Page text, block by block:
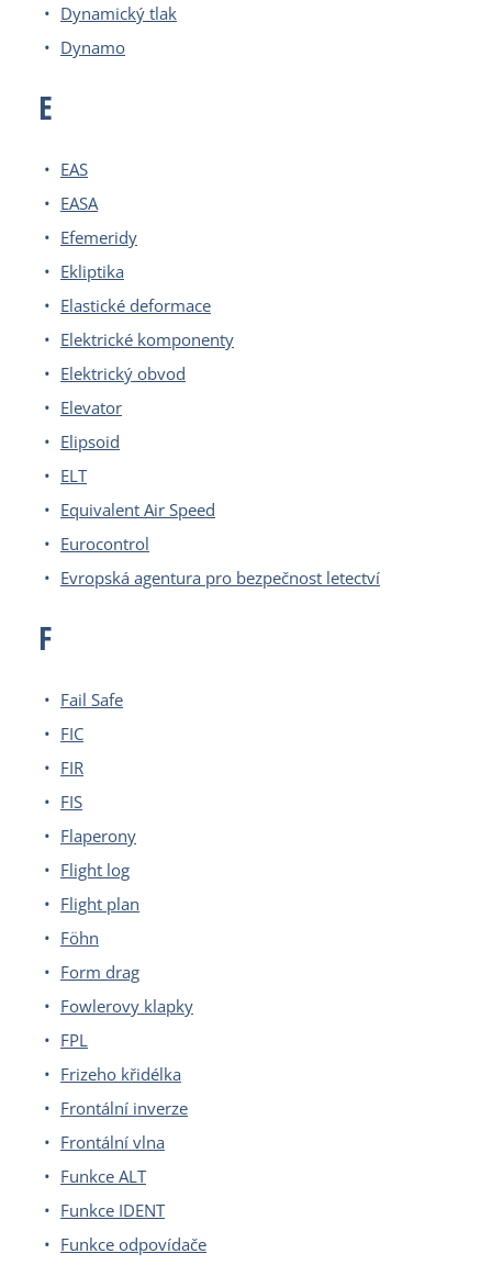
Dynamický tlak
Dynamo
E
EAS
EASA
Efemeridy
Ekliptika
Elastické deformace
Elektrické komponenty
Elektrický obvod
Elevator
Elipsoid
ELT
Equivalent Air Speed
Eurocontrol
Evropská agentura pro bezpečnost letectví
F
Fail Safe
FIC
FIR
FIS
Flaperony
Flight log
Flight plan
Föhn
Form drag
Fowlerovy klapky
FPL
Frizeho křidélka
Frontální inverze
Frontální vlna
Funkce ALT
Funkce IDENT
Funkce odpovídače